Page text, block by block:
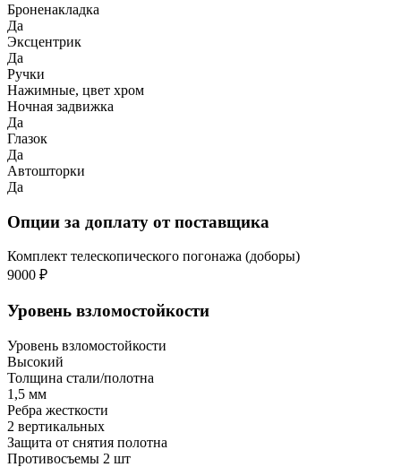
Броненакладка
Да
Эксцентрик
Да
Ручки
Нажимные, цвет хром
Ночная задвижка
Да
Глазок
Да
Автошторки
Да
Опции за доплату от поставщика
Комплект телескопического погонажа (доборы)
9000 ₽
Уровень взломостойкости
Уровень взломостойкости
Высокий
Толщина стали/полотна
1,5 мм
Ребра жесткости
2 вертикальных
Защита от снятия полотна
Противосъемы 2 шт